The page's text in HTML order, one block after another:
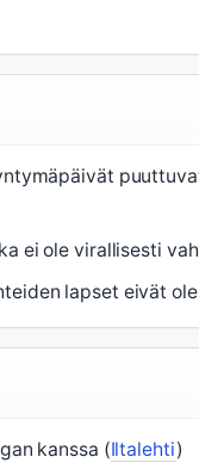
ei ole virallisesti
lapset eivät
kanssa (Iltalehti)